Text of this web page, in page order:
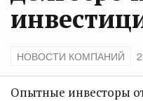
НОВОСТИ КОМПАНИЙ
Опытные инвесторы